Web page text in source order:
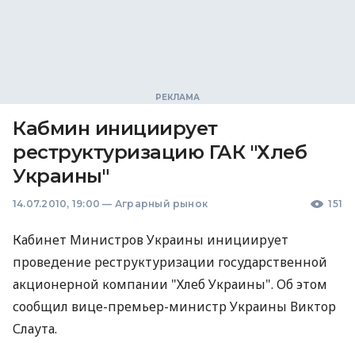
Кабмин инициирует
реструктуризацию ГАК "Хлеб
Украины"
14.07.2010, 19:00 — Аграрный рынок 151
Кабинет Министров Украины инициирует
проведение реструктуризации государственной
акционерной компании "Хлеб Украины". Об этом
сообщил вице-премьер-министр Украины Виктор
Слаута.